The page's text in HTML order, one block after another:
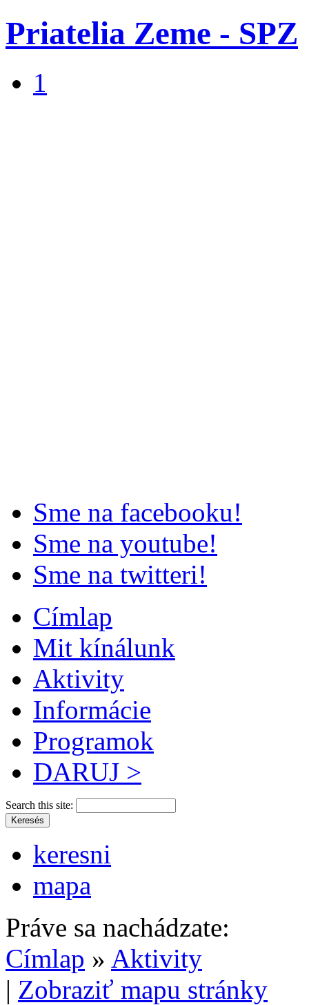
Priatelia Zeme - SPZ
1
Sme na facebooku!
Sme na youtube!
Sme na twitteri!
Címlap
Mit kínálunk
Aktivity
Informácie
Programok
DARUJ >
Search this site:
keresni
mapa
Práve sa nachádzate:
Címlap » Aktivity
| Zobraziť mapu stránky